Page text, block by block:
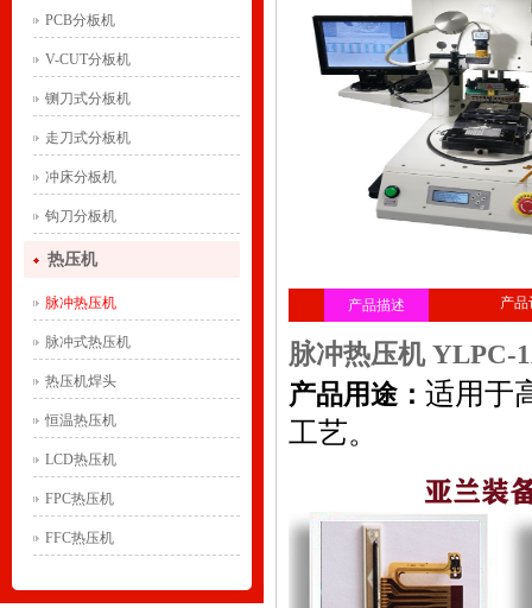
PCB分板机
V-CUT分板机
铡刀式分板机
走刀式分板机
冲床分板机
钩刀分板机
热压机
脉冲热压机
脉冲式热压机
热压机焊头
恒温热压机
LCD热压机
FPC热压机
FFC热压机
产品描述 产品
脉冲热压机 YLPC-
产品用途： 适用于
工艺。